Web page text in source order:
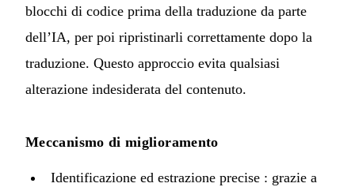
blocchi di codice prima della traduzione da parte
dell’IA, per poi ripristinarli correttamente dopo la
traduzione. Questo approccio evita qualsiasi
alterazione indesiderata del contenuto.
Meccanismo di miglioramento
Identificazione ed estrazione precise : grazie a